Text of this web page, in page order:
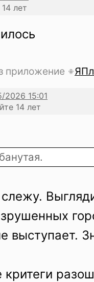
лет
приложение
14 лет
выступает.
критеги